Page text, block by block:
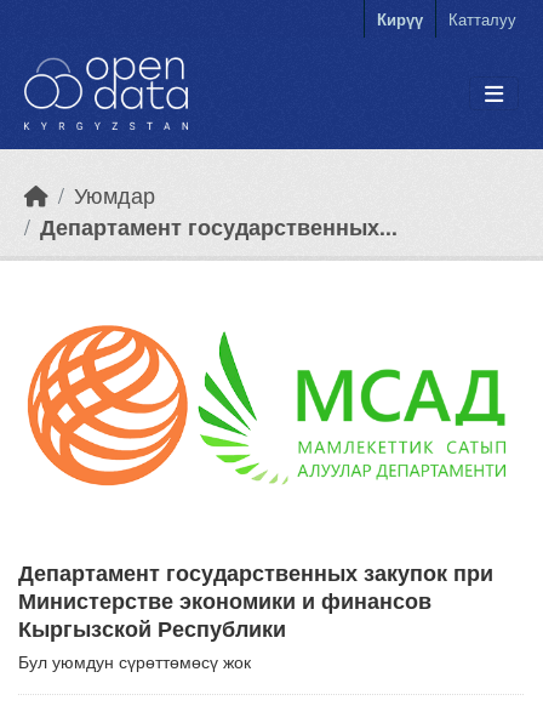
Кирүү Катталуу
Уюмдар
Департамент государственных...
Департамент государственных закупок при
Министерстве экономики и финансов
Кыргызской Республики
Бул уюмдун сүрөттөмөсү жок